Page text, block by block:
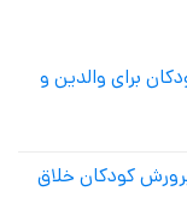
برای والدین و
کودکان خلاق